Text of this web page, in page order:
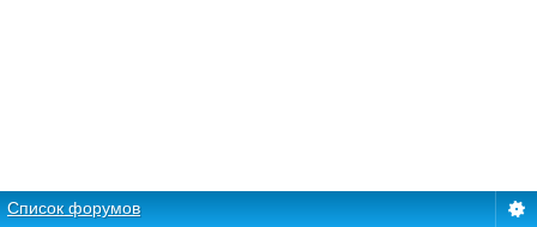
Список форумов